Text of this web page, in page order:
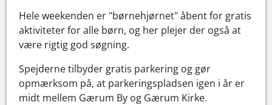
Hele weekenden er "børnehjørnet" åbent for gratis
aktiviteter for alle børn, og her plejer der også at
være rigtig god søgning.
Spejderne tilbyder gratis parkering og gør
opmærksom på, at parkeringspladsen igen i år er
midt mellem Gærum By og Gærum Kirke.